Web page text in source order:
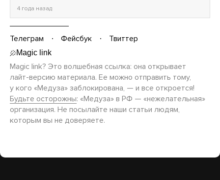
4 года назад
Телеграм Фейсбук Твиттер
Magic link? Это волшебная ссылка: она открывает
лайт-версию материала. Ее можно отправить тому,
у кого «Медуза» заблокирована, — и все откроется!
Будьте осторожны: «Медуза» в РФ — «нежелательная»
организация. Не посылайте наши статьи людям,
которым вы не доверяете.